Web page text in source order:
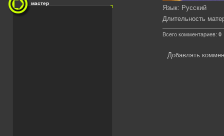
мастер
Язык: Русский
Длительность
Всего комментариев: 0
Добавлять